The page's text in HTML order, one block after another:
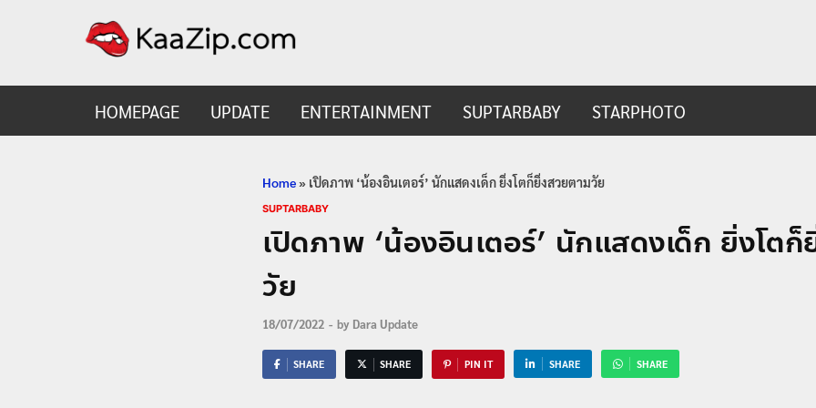
HOMEPAGE UPDATE ENTERTAINMENT SUPTARBABY STARPHOTO
Home» เปิดภาพ ‘น้องอินเตอร์’ นักแสดงเด็ก ยิ่งโตก็ยิ่งสวยตามวัย
SUPTARBABY
เปิดภาพ ‘น้องอินเตอร์’ นักแสดงเด็ก ยิ่งโต
วัย
18/07/2022 - by Dara Update
SHARE SHARE PIN IT SHARE SHARE